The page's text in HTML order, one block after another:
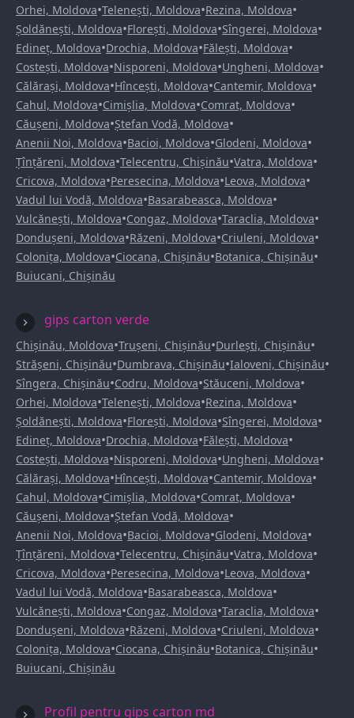
Orhei, Moldova•Telenești, Moldova•Rezina, Moldova•
Șoldănești, Moldova•Florești, Moldova•Sîngerei, Moldova•
Edineț, Moldova•Drochia, Moldova•Fălești, Moldova•
Costești, Moldova•Nisporeni, Moldova•Ungheni, Moldova•
Călărași, Moldova•Hîncești, Moldova•Cantemir, Moldova•
Cahul, Moldova•Cimișlia, Moldova•Comrat, Moldova•
Căușeni, Moldova•Ștefan Vodă, Moldova•
Anenii Noi, Moldova•Bacioi, Moldova•Glodeni, Moldova•
Țînțăreni, Moldova•Telecentru, Chișinău•Vatra, Moldova•
Cricova, Moldova•Peresecina, Moldova•Leova, Moldova•
Vadul lui Vodă, Moldova•Basarabeasca, Moldova•
Vulcănești, Moldova•Congaz, Moldova•Taraclia, Moldova•
Dondușeni, Moldova•Răzeni, Moldova•Criuleni, Moldova•
Colonița, Moldova•Ciocana, Chișinău•Botanica, Chișinău•
Buiucani, Chișinău
gips carton verde
Chișinău, Moldova•Trușeni, Chișinău•Durlești, Chișinău•
Strășeni, Chișinău•Dumbrava, Chișinău•Ialoveni, Chișinău•
Sîngera, Chișinău•Codru, Moldova•Stăuceni, Moldova•
Orhei, Moldova•Telenești, Moldova•Rezina, Moldova•
Șoldănești, Moldova•Florești, Moldova•Sîngerei, Moldova•
Edineț, Moldova•Drochia, Moldova•Fălești, Moldova•
Costești, Moldova•Nisporeni, Moldova•Ungheni, Moldova•
Călărași, Moldova•Hîncești, Moldova•Cantemir, Moldova•
Cahul, Moldova•Cimișlia, Moldova•Comrat, Moldova•
Căușeni, Moldova•Ștefan Vodă, Moldova•
Anenii Noi, Moldova•Bacioi, Moldova•Glodeni, Moldova•
Țînțăreni, Moldova•Telecentru, Chișinău•Vatra, Moldova•
Cricova, Moldova•Peresecina, Moldova•Leova, Moldova•
Vadul lui Vodă, Moldova•Basarabeasca, Moldova•
Vulcănești, Moldova•Congaz, Moldova•Taraclia, Moldova•
Dondușeni, Moldova•Răzeni, Moldova•Criuleni, Moldova•
Colonița, Moldova•Ciocana, Chișinău•Botanica, Chișinău•
Buiucani, Chișinău
Profil pentru gips carton md